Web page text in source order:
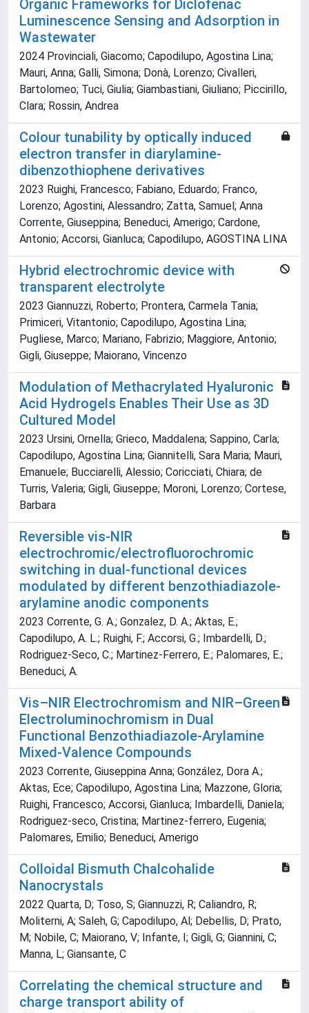
Organic Frameworks for Diclofenac
Luminescence Sensing and Adsorption in
Wastewater
2024 Provinciali, Giacomo; Capodilupo, Agostina Lina;
Mauri, Anna; Galli, Simona; Donà, Lorenzo; Civalleri,
Bartolomeo; Tuci, Giulia; Giambastiani, Giuliano; Piccirillo,
Clara; Rossin, Andrea
Colour tunability by optically induced
electron transfer in diarylamine-
dibenzothiophene derivatives
2023 Ruighi, Francesco; Fabiano, Eduardo; Franco,
Lorenzo; Agostini, Alessandro; Zatta, Samuel; Anna
Corrente, Giuseppina; Beneduci, Amerigo; Cardone,
Antonio; Accorsi, Gianluca; Capodilupo, AGOSTINA LINA
Hybrid electrochromic device with
transparent electrolyte
2023 Giannuzzi, Roberto; Prontera, Carmela Tania;
Primiceri, Vitantonio; Capodilupo, Agostina Lina;
Pugliese, Marco; Mariano, Fabrizio; Maggiore, Antonio;
Gigli, Giuseppe; Maiorano, Vincenzo
Modulation of Methacrylated Hyaluronic
Acid Hydrogels Enables Their Use as 3D
Cultured Model
2023 Ursini, Ornella; Grieco, Maddalena; Sappino, Carla;
Capodilupo, Agostina Lina; Giannitelli, Sara Maria; Mauri,
Emanuele; Bucciarelli, Alessio; Coricciati, Chiara; de
Turris, Valeria; Gigli, Giuseppe; Moroni, Lorenzo; Cortese,
Barbara
Reversible vis-NIR
electrochromic/electrofluorochromic
switching in dual-functional devices
modulated by different benzothiadiazole-
arylamine anodic components
2023 Corrente, G. A.; Gonzalez, D. A.; Aktas, E.;
Capodilupo, A. L.; Ruighi, F.; Accorsi, G.; Imbardelli, D.;
Rodriguez-Seco, C.; Martinez-Ferrero, E.; Palomares, E.;
Beneduci, A.
Vis–NIR Electrochromism and NIR–Green
Electroluminochromism in Dual
Functional Benzothiadiazole‐Arylamine
Mixed‐Valence Compounds
2023 Corrente, Giuseppina Anna; González, Dora A.;
Aktas, Ece; Capodilupo, Agostina Lina; Mazzone, Gloria;
Ruighi, Francesco; Accorsi, Gianluca; Imbardelli, Daniela;
Rodriguez‐seco, Cristina; Martinez‐ferrero, Eugenia;
Palomares, Emilio; Beneduci, Amerigo
Colloidal Bismuth Chalcohalide
Nanocrystals
2022 Quarta, D; Toso, S; Giannuzzi, R; Caliandro, R;
Moliterni, A; Saleh, G; Capodilupo, Al; Debellis, D; Prato,
M; Nobile, C; Maiorano, V; Infante, I; Gigli, G; Giannini, C;
Manna, L; Giansante, C
Correlating the chemical structure and
charge transport ability of